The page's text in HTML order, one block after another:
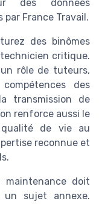
des données
par France Travail.
des binômes
critique.
rôle de tuteurs,
des
transmission de
renforce aussi le
qualité de vie au
reconnue et
doit
un sujet annexe.